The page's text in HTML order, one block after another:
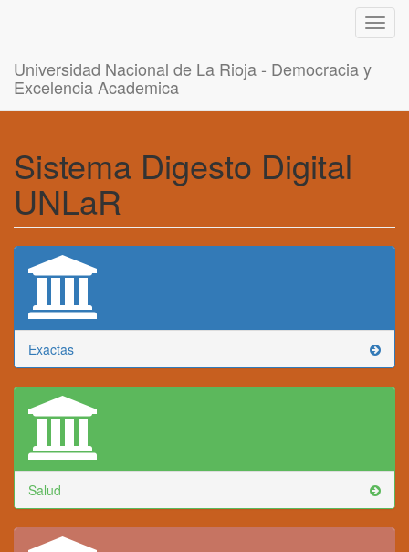
Universidad Nacional de La Rioja - Democracia y
Excelencia Academica
Sistema Digesto Digital
UNLaR
Exactas
Salud